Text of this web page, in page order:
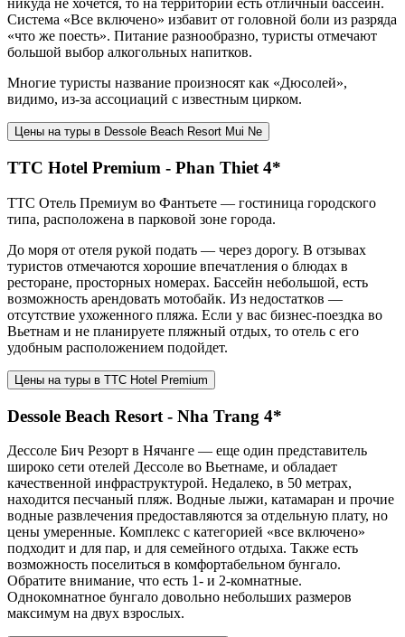
никуда не хочется, то на территории есть отличный бассейн.
Система «Все включено» избавит от головной боли из разряда
«что же поесть». Питание разнообразно, туристы отмечают
большой выбор алкогольных напитков.
Многие туристы название произносят как «Дюсолей»,
видимо, из-за ассоциаций с известным цирком.
Цены на туры в Dessole Beach Resort Mui Ne
TTC Hotel Premium - Phan Thiet 4*
ТТС Отель Премиум во Фантьете — гостиница городского
типа, расположена в парковой зоне города.
До моря от отеля рукой подать — через дорогу. В отзывах
туристов отмечаются хорошие впечатления о блюдах в
ресторане, просторных номерах. Бассейн небольшой, есть
возможность арендовать мотобайк. Из недостатков —
отсутствие ухоженного пляжа. Если у вас бизнес-поездка во
Вьетнам и не планируете пляжный отдых, то отель с его
удобным расположением подойдет.
Цены на туры в TTC Hotel Premium
Dessole Beach Resort - Nha Trang 4*
Дессоле Бич Резорт в Нячанге — еще один представитель
широко сети отелей Дессоле во Вьетнаме, и обладает
качественной инфраструктурой. Недалеко, в 50 метрах,
находится песчаный пляж. Водные лыжи, катамаран и прочие
водные развлечения предоставляются за отдельную плату, но
цены умеренные. Комплекс с категорией «все включено»
подходит и для пар, и для семейного отдыха. Также есть
возможность поселиться в комфортабельном бунгало.
Обратите внимание, что есть 1- и 2-комнатные.
Однокомнатное бунгало довольно небольших размеров
максимум на двух взрослых.